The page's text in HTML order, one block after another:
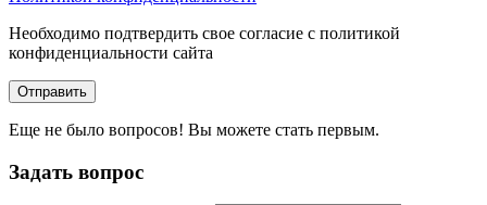
Необходимо подтвердить свое согласие с политикой
конфиденциальности сайта
Отправить
Еще не было вопросов! Вы можете стать первым.
Задать вопрос